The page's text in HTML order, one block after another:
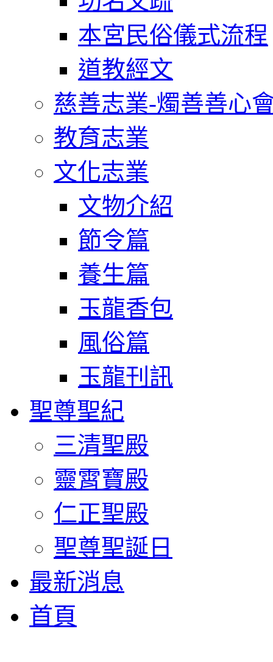
本宮民俗儀式流程
道教經文
慈善志業-燭善善心
教育志業
文化志業
文物介紹
節令篇
養生篇
玉龍香包
風俗篇
玉龍刊訊
聖尊聖紀
三清聖殿
靈霄寶殿
仁正聖殿
聖尊聖誕日
最新消息
首頁